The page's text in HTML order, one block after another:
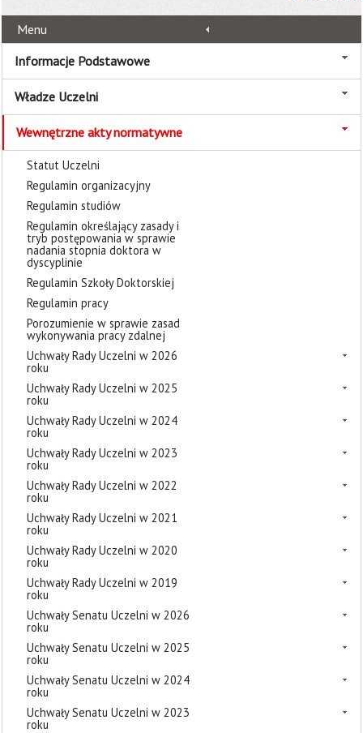
Menu
Informacje Podstawowe
Władze Uczelni
Wewnętrzne akty normatywne
Statut Uczelni
Regulamin organizacyjny
Regulamin studiów
Regulamin określający zasady i
tryb postępowania w sprawie
nadania stopnia doktora w
dyscyplinie
Regulamin Szkoły Doktorskiej
Regulamin pracy
Porozumienie w sprawie zasad
wykonywania pracy zdalnej
Uchwały Rady Uczelni w 2026
roku
Uchwały Rady Uczelni w 2025
roku
Uchwały Rady Uczelni w 2024
roku
Uchwały Rady Uczelni w 2023
roku
Uchwały Rady Uczelni w 2022
roku
Uchwały Rady Uczelni w 2021
roku
Uchwały Rady Uczelni w 2020
roku
Uchwały Rady Uczelni w 2019
roku
Uchwały Senatu Uczelni w 2026
roku
Uchwały Senatu Uczelni w 2025
roku
Uchwały Senatu Uczelni w 2024
roku
Uchwały Senatu Uczelni w 2023
roku